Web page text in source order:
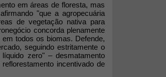
em áreas de floresta, mas
"que a agropecuária
de vegetação nativa para
concorda plenamente
todos os biomas. Defende,
seguindo estritamente o
zero" – desmatamento
incentivado de